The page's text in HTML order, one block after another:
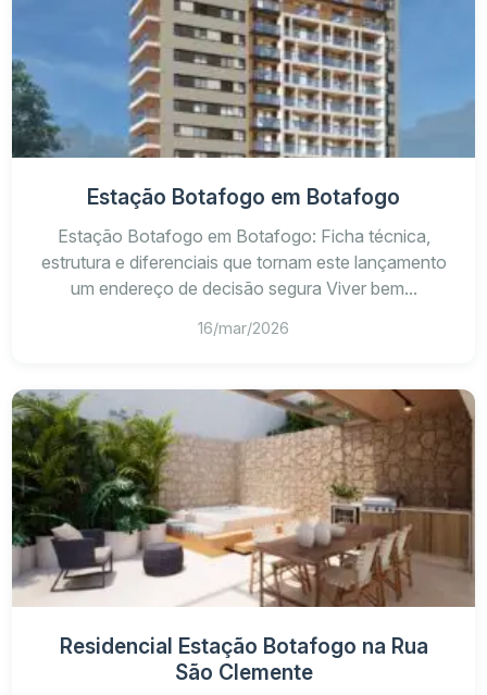
Estação Botafogo em Botafogo
Estação Botafogo em Botafogo: Ficha técnica,
estrutura e diferenciais que tornam este lançamento
um endereço de decisão segura Viver bem...
16/mar/2026
Residencial Estação Botafogo na Rua
São Clemente